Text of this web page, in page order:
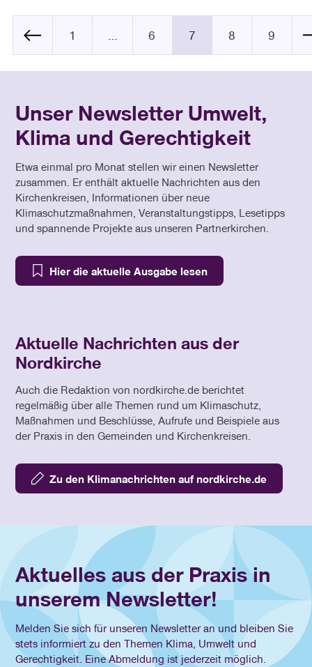
1 6 7 8 9
Unser Newsletter Umwelt,
Klima und Gerechtigkeit
Etwa einmal pro Monat stellen wir einen Newsletter
zusammen. Er enthält aktuelle Nachrichten aus den
Kirchenkreisen, Informationen über neue
Klimaschutzmaßnahmen, Veranstaltungstipps, Lesetipps
und spannende Projekte aus unseren Partnerkirchen.
Hier die aktuelle Ausgabe lesen
Aktuelle Nachrichten aus der
Nordkirche
Auch die Redaktion von nordkirche.de berichtet
regelmäßig über alle Themen rund um Klimaschutz,
Maßnahmen und Beschlüsse, Aufrufe und Beispiele aus
der Praxis in den Gemeinden und Kirchenkreisen.
Zu den Klimanachrichten auf nordkirche.de
Aktuelles aus der Praxis in
unserem Newsletter!
Melden Sie sich für unseren Newsletter an und bleiben Sie
stets informiert zu den Themen Klima, Umwelt und
Gerechtigkeit. Eine Abmeldung ist jederzeit möglich.